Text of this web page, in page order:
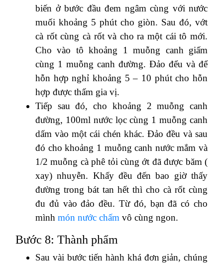
biến ở bước đầu đem ngâm cùng với nước
muối khoảng 5 phút cho giòn. Sau đó, vớt
cà rốt cùng cà rốt và cho ra một cái tô mới.
Cho vào tô khoảng 1 muỗng canh giấm
cùng 1 muỗng canh đường. Đảo đểu và để
hỗn hợp nghỉ khoảng 5 – 10 phút cho hỗn
hợp được thấm gia vị.
Tiếp sau đó, cho khoảng 2 muỗng canh
đường, 100ml nước lọc cùng 1 muỗng canh
dấm vào một cái chén khác. Đảo đều và sau
đó cho khoảng 1 muỗng canh nước mắm và
1/2 muỗng cà phê tỏi cùng ớt đã được băm (
xay) nhuyễn. Khấy đều đến bao giờ thấy
đường trong bát tan hết thì cho cà rốt cùng
đu đủ vào đảo đều. Từ đó, bạn đã có cho
mình món nước chấm vô cùng ngon.
Bước 8: Thành phẩm
Sau vài bước tiến hành khá đơn giản, chúng